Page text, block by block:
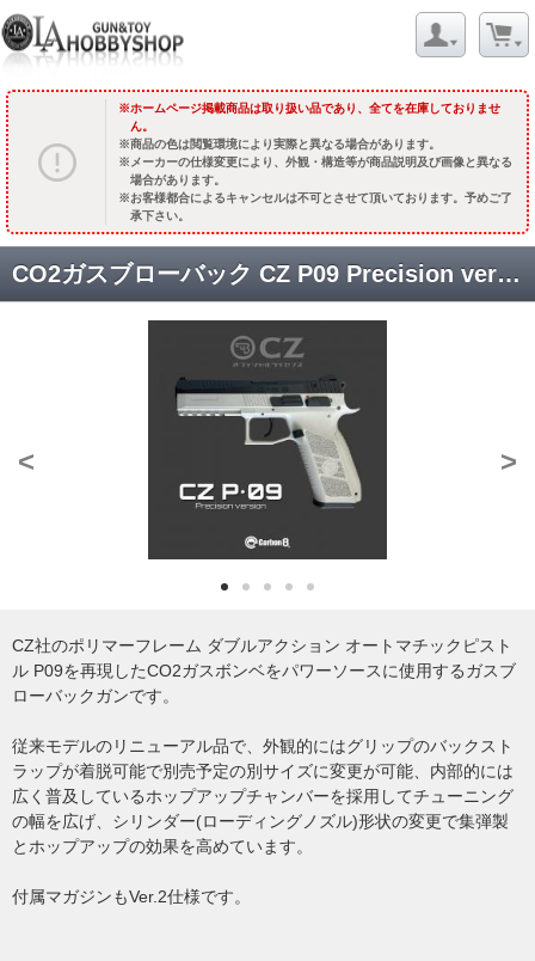
ホームページ掲載商品は取り扱い品であり、全てを在庫しておりませ
ん。
商品の色は閲覧環境により実際と異なる場合があります。
メーカーの仕様変更により、外観・構造等が商品説明及び画像と異なる
場合があります。
お客様都合によるキャンセルは不可とさせて頂いております。予めご了
承下さい。
CO2ガスブローバック CZ P09 Precision version /フレームグレー [取寄]
< >
CZ社のポリマーフレーム ダブルアクション オートマチックピスト
ル P09を再現したCO2ガスボンベをパワーソースに使用するガスブ
ローバックガンです。
従来モデルのリニューアル品で、外観的にはグリップのバックスト
ラップが着脱可能で別売予定の別サイズに変更が可能、内部的には
広く普及しているホップアップチャンバーを採用してチューニング
の幅を広げ、シリンダー(ローディングノズル)形状の変更で集弾製
とホップアップの効果を高めています。
付属マガジンもVer.2仕様です。